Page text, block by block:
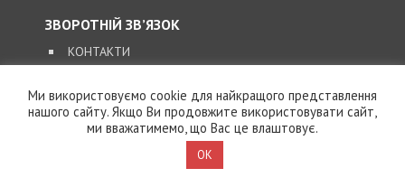
військовим втекти зі
служби: ДБР викрило
Поліцейську засудили до
максимальних 8 років
ув’язнення за смертельну
ДТП, у якій загинула 6-
річна дівчинка
Ми використовуємо cookie для найкращого представлення
нашого сайту. Якщо Ви продовжите використовувати сайт,
ми вважатимемо, що Вас це влаштовує.
OK